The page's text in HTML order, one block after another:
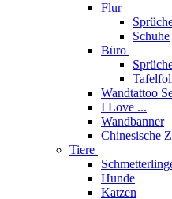
Flur
Schuhe
Büro
Wandtattoo
I Love ...
Wandbanner
Chinesische
Tiere
Hunde
Katzen